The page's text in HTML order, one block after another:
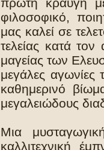
φιλοσοφικό,
μας καλεί σε
τελείας κατά
μαγείας των
μεγάλες
καθημερινό
μεγαλειώδους
Μια
καλλιτεχνική